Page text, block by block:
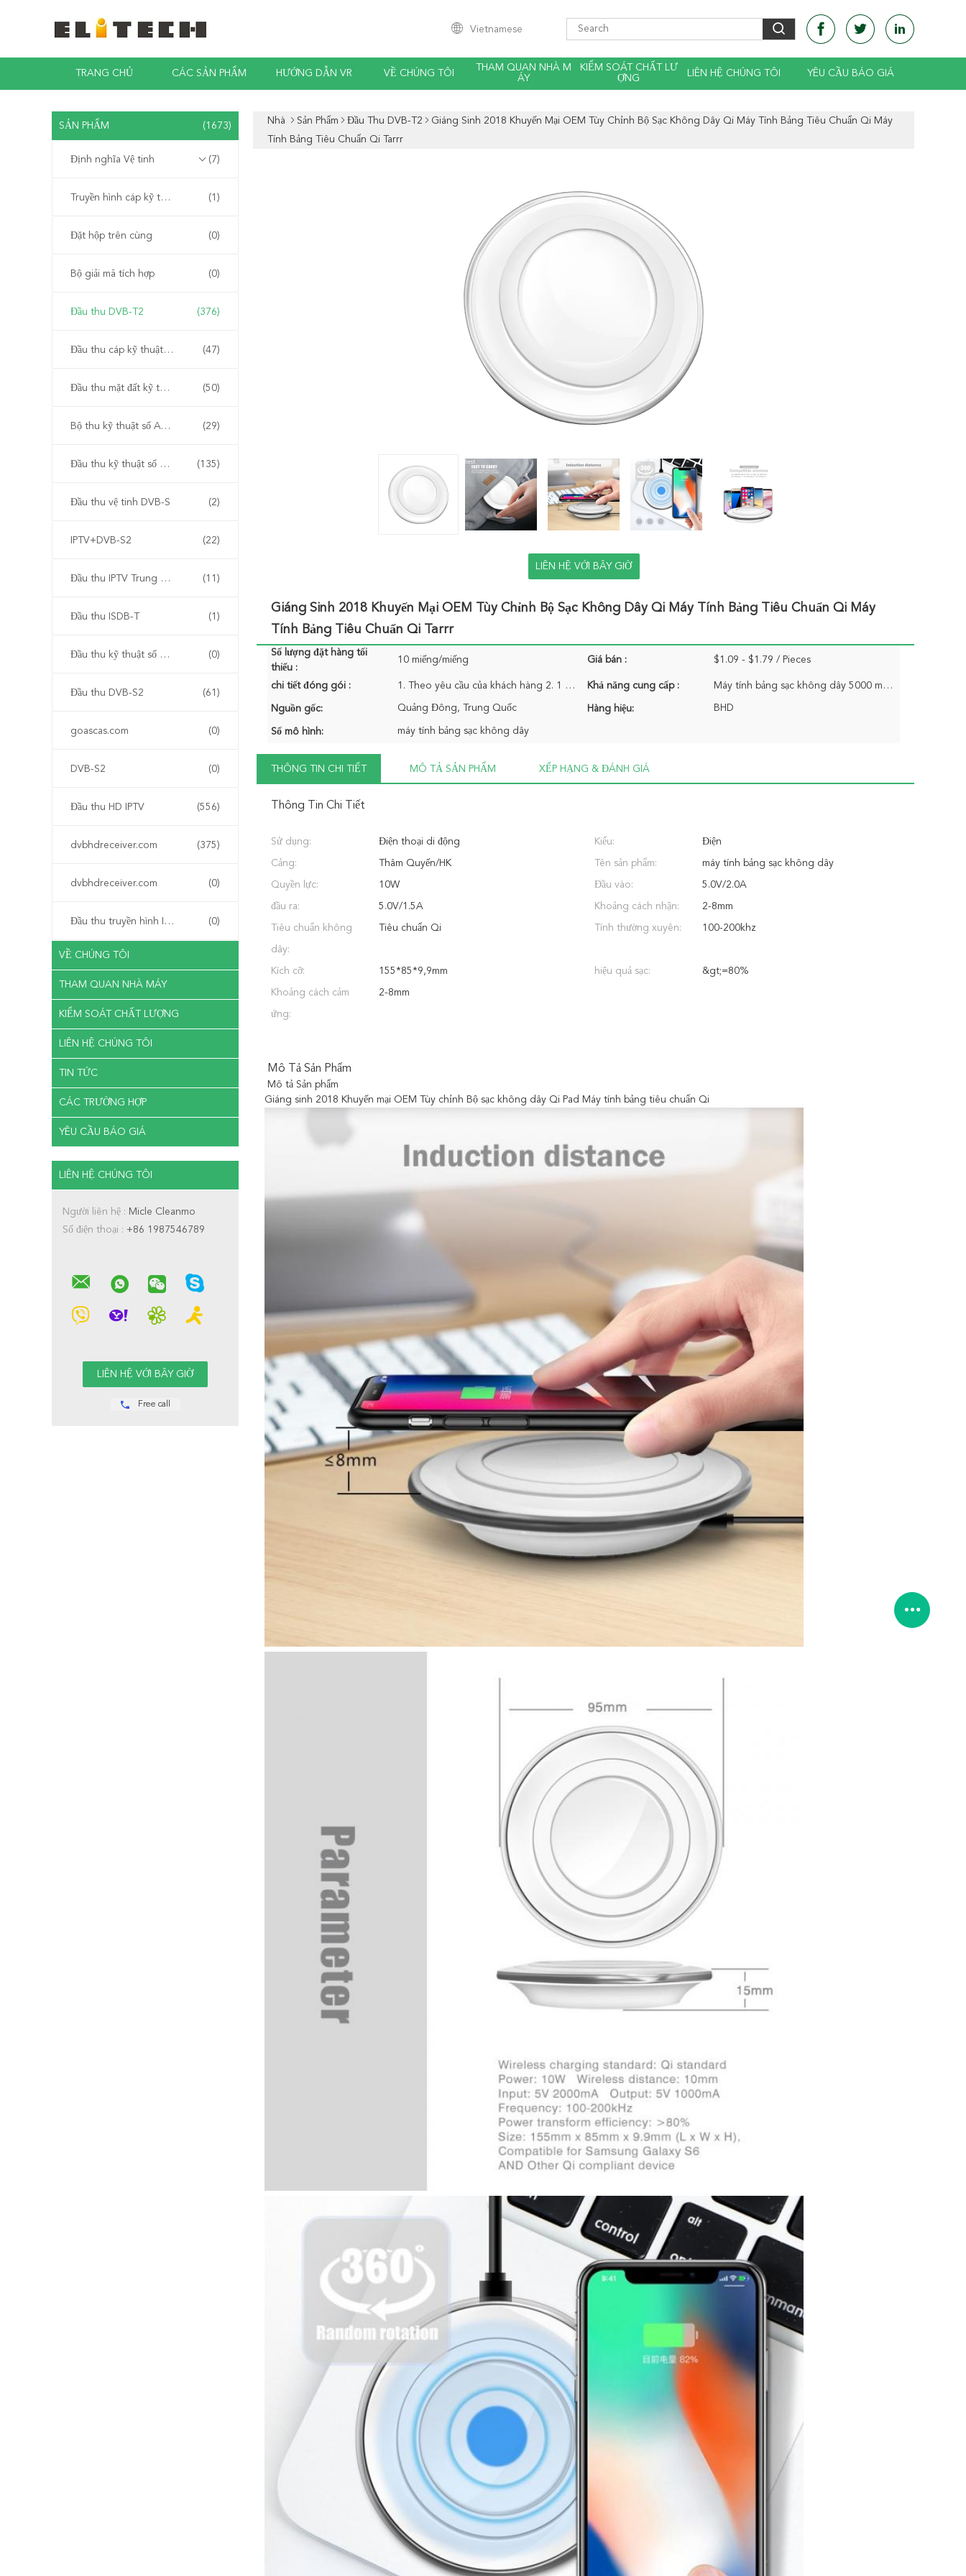
Vietnamese
TRANG CHỦ CÁC SẢN PHẨM HƯỚNG DẪN VR VỀ CHÚNG TÔI
THAM QUAN NHÀ M
ÁY
KIỂM SOÁT CHẤT LƯ
ỢNG
LIÊN HỆ CHÚNG TÔI YÊU CẦU BÁO GIÁ
SẢN PHẨM (1673)
Định nghĩa Vệ tinh (7)
Truyền hình cáp kỹ thuật số (1)
Đặt hộp trên cùng (0)
Bộ giải mã tích hợp (0)
Đầu thu DVB-T2 (376)
Đầu thu cáp kỹ thuật số DVB-C (47)
Đầu thu mặt đất kỹ thuật số DVB-T2 (50)
Bộ thu kỹ thuật số ATSC (29)
Đầu thu kỹ thuật số kết hợp (135)
Đầu thu vệ tinh DVB-S (2)
IPTV+DVB-S2 (22)
Đầu thu IPTV Trung Quốc (11)
Đầu thu ISDB-T (1)
Đầu thu kỹ thuật số mặt đất DVB-T (0)
Đầu thu DVB-S2 (61)
goascas.com (0)
DVB-S2 (0)
Đầu thu HD IPTV (556)
dvbhdreceiver.com (375)
dvbhdreceiver.com (0)
Đầu thu truyền hình IPTV (0)
VỀ CHÚNG TÔI
THAM QUAN NHÀ MÁY
KIỂM SOÁT CHẤT LƯỢNG
LIÊN HỆ CHÚNG TÔI
TIN TỨC
CÁC TRƯỜNG HỢP
YÊU CẦU BÁO GIÁ
LIÊN HỆ CHÚNG TÔI
Người liên hệ : Micle Cleanmo
Số điện thoại : +86 1987546789
Free call
Nhà Sản Phẩm Đầu Thu DVB-T2
Giáng Sinh 2018 Khuyến Mại OEM Tùy Chỉnh Bộ Sạc Không Dây Qi Máy Tính Bảng Tiêu Chuẩn Qi Máy
Tính Bảng Tiêu Chuẩn Qi Tarrr
LIÊN HỆ VỚI BÂY GIỜ
Giáng Sinh 2018 Khuyến Mại OEM Tùy Chỉnh Bộ Sạc Không Dây Qi Máy Tính Bảng Tiêu Chuẩn Qi Máy
Tính Bảng Tiêu Chuẩn Qi Tarrr
Số lượng đặt hàng tối
thiểu :
10 miếng/miếng Giá bán : $1.09 - $1.79 / Pieces
chi tiết đóng gói : 1. Theo yêu cầu của khách hàng 2. 1 máy tính bảng sạc không dây trong 1 gói hộp bán lẻ Khả năng cung cấp : Máy tính bảng sạc không dây 5000 mảnh/mảnh mỗi tuần
Nguồn gốc: Quảng Đông, Trung Quốc Hàng hiệu: BHD
Số mô hình: máy tính bảng sạc không dây
THÔNG TIN CHI TIẾT MÔ TẢ SẢN PHẨM XẾP HẠNG & ĐÁNH GIÁ
Thông Tin Chi Tiết
Sử dụng: Điện thoại di động Kiểu: Điện
Cảng: Thâm Quyến/HK Tên sản phẩm: máy tính bảng sạc không dây
Quyền lực: 10W Đầu vào: 5.0V/2.0A
đầu ra: 5.0V/1.5A Khoảng cách nhận: 2-8mm
Tiêu chuẩn không
dây:
Tiêu chuẩn Qi Tính thường xuyên: 100-200khz
Kích cỡ: 155*85*9,9mm hiệu quả sạc: &gt;=80%
Khoảng cách cảm
ứng:
2-8mm
Mô Tả Sản Phẩm
Mô tả Sản phẩm
Giáng sinh 2018 Khuyến mại OEM Tùy chỉnh Bộ sạc không dây Qi Pad Máy tính bảng tiêu chuẩn Qi